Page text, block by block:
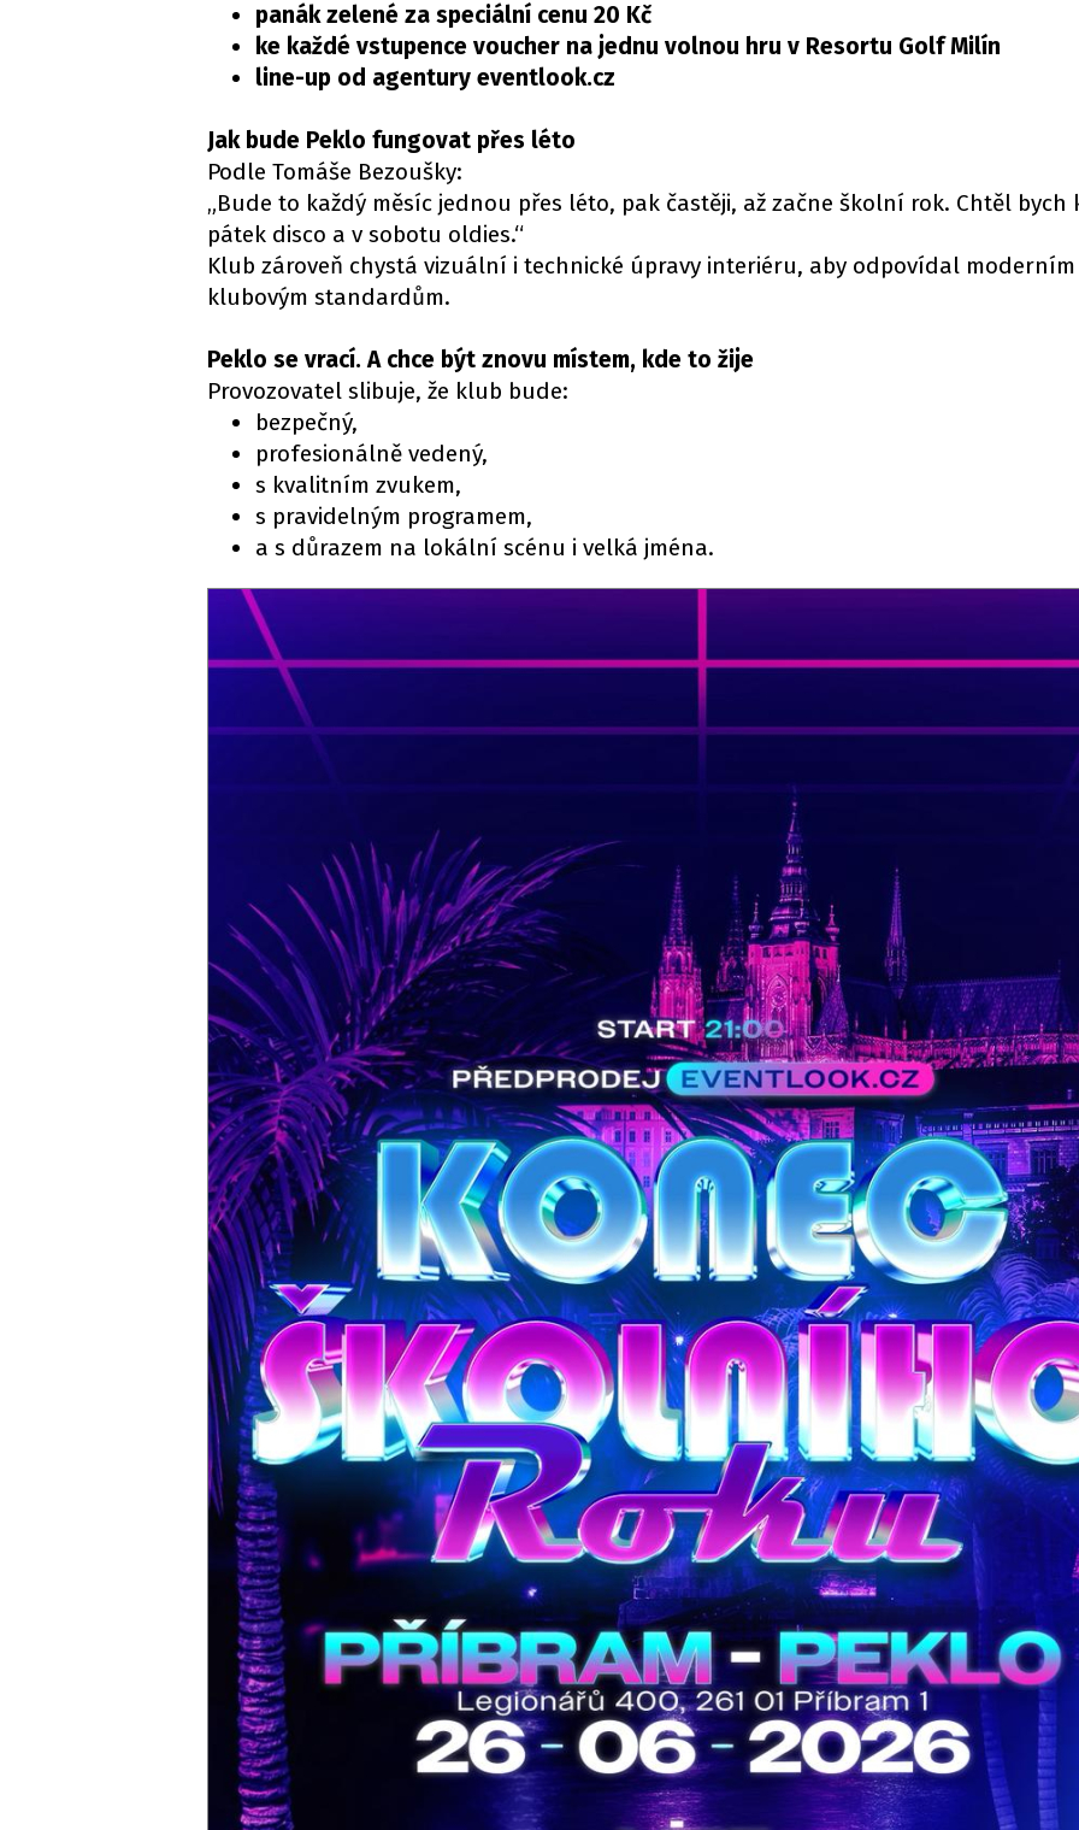
panák zelené za speciální cenu 20 Kč
ke každé vstupence voucher na jednu volnou hru v Resortu Golf Milín
line-up od agentury eventlook.cz
Jak bude Peklo fungovat přes léto
Podle Tomáše Bezoušky:
„Bude to každý měsíc jednou přes léto, pak častěji, až začne školní rok. Chtěl bych
pátek disco a v sobotu oldies.“
Klub zároveň chystá vizuální i technické úpravy interiéru, aby odpovídal moderním
klubovým standardům.
Peklo se vrací. A chce být znovu místem, kde to žije
Provozovatel slibuje, že klub bude:
bezpečný,
profesionálně vedený,
s kvalitním zvukem,
s pravidelným programem,
a s důrazem na lokální scénu i velká jména.